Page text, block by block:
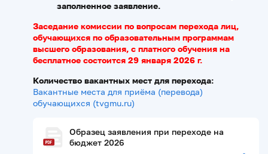
заполненное заявление.
Заседание комиссии по вопросам перехода лиц,
обучающихся по образовательным программам
высшего образования, с платного обучения на
бесплатное состоится 29 января 2026 г.
Количество вакантных мест для перехода:
Вакантные места для приёма (перевода)
обучающихся (tvgmu.ru)
Образец заявления при переходе на
бюджет 2026